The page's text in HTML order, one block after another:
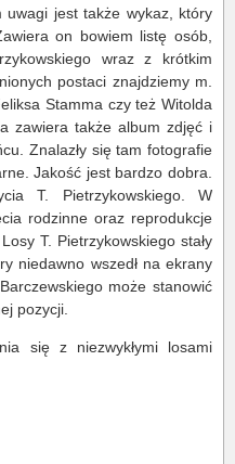
uwagi jest także wykaz, który
on bowiem listę osób,
wraz z krótkim
postaci znajdziemy m.
Stamma czy też Witolda
zawiera także album zdjęć i
Znalazły się tam fotografie
Jakość jest bardzo dobra.
T. Pietrzykowskiego. W
rodzinne oraz reprodukcje
T. Pietrzykowskiego stały
niedawno wszedł na ekrany
może stanowić
pozycji.
się z niezwykłymi losami